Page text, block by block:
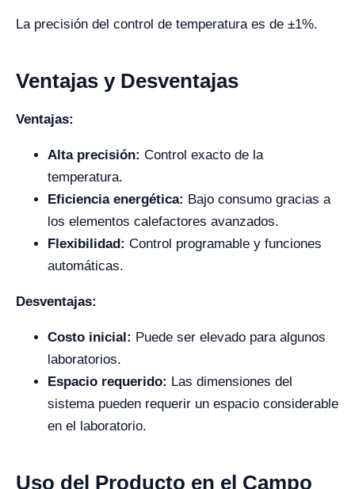
La precisión del control de temperatura es de ±1%.
Ventajas y Desventajas
Ventajas:
Alta precisión: Control exacto de la
temperatura.
Eficiencia energética: Bajo consumo gracias a
los elementos calefactores avanzados.
Flexibilidad: Control programable y funciones
automáticas.
Desventajas:
Costo inicial: Puede ser elevado para algunos
laboratorios.
Espacio requerido: Las dimensiones del
sistema pueden requerir un espacio considerable
en el laboratorio.
Uso del Producto en el Campo